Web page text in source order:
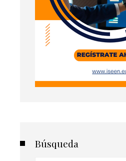
Búsqueda